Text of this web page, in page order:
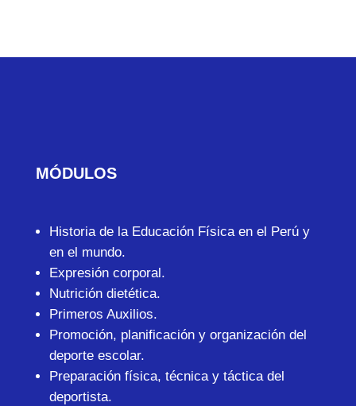
MÓDULOS
Historia de la Educación Física en el Perú y
en el mundo.
Expresión corporal.
Nutrición dietética.
Primeros Auxilios.
Promoción, planificación y organización del
deporte escolar.
Preparación física, técnica y táctica del
deportista.